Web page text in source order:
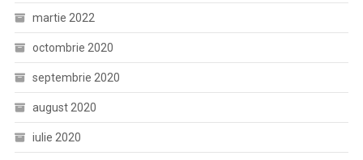
martie 2022
octombrie 2020
septembrie 2020
august 2020
iulie 2020